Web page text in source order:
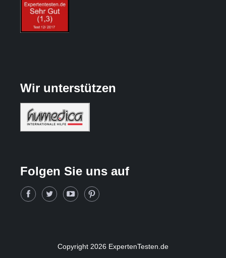
Wir unterstützen
Folgen Sie uns auf
Copyright 2026 ExpertenTesten.de